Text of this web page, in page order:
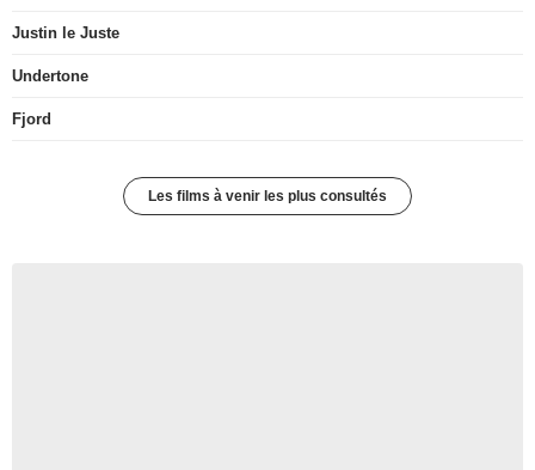
Justin le Juste
Undertone
Fjord
Les films à venir les plus consultés